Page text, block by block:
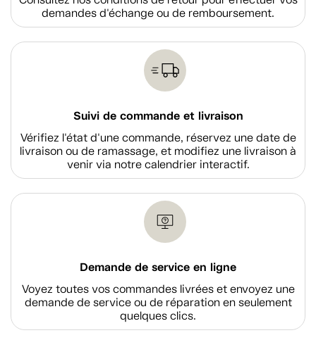
demandes d'échange ou de remboursement.
Suivi de commande et livraison
Vérifiez l'état d'une commande, réservez une date de
livraison ou de ramassage, et modifiez une livraison à
venir via notre calendrier interactif.
Demande de service en ligne
Voyez toutes vos commandes livrées et envoyez une
demande de service ou de réparation en seulement
quelques clics.